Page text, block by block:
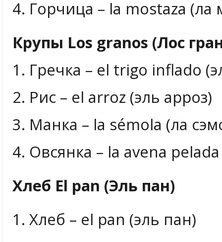
4. Горчица – la mostaza (ла
Крупы Los granos (Лос
1. Гречка – el trigo inflado
2. Рис – el arroz (эль арроз)
3. Манка – la sémola (ла
4. Овсянка – la avena
Хлеб El pan (Эль пан)
1. Хлеб – el pan (эль пан)